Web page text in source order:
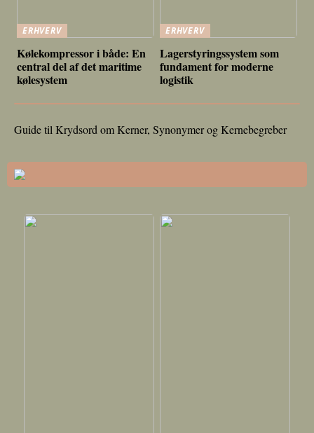
ERHVERV
Kølekompressor i både: En
central del af det maritime
kølesystem
ERHVERV
Lagerstyringssystem som
fundament for moderne
logistik
Guide til Krydsord om Kerner, Synonymer og Kernebegreber